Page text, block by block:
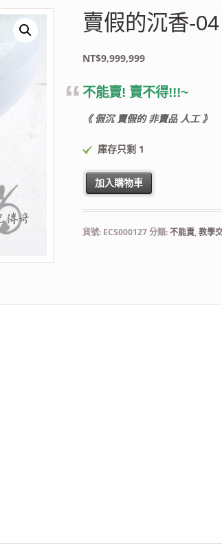
賣假的沉香-04
NT$9,999,999
不能賣! 賣不得!!!~
《 假沉 賣假的 非賣品 人工 》
庫存只剩 1
賣假的沉香-04 數量
加入購物車
貨號: ECS000127分類:不能賣,教學